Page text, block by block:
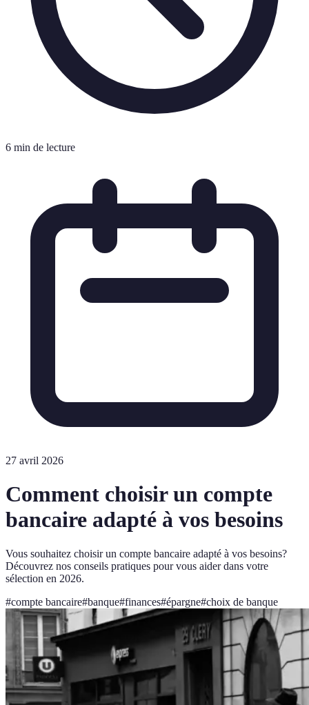
6 min de lecture
27 avril 2026
Comment choisir un compte
bancaire adapté à vos besoins
Vous souhaitez choisir un compte bancaire adapté à vos besoins?
Découvrez nos conseils pratiques pour vous aider dans votre
sélection en 2026.
#compte bancaire#banque#finances#épargne#choix de banque